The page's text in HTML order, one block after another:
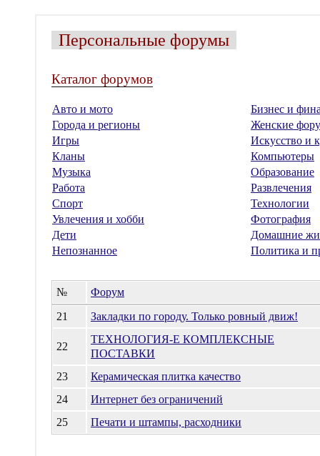
Персональные форумы
Каталог форумов
Авто и мото
Бизнес и
Города и регионы
Женские
Игры
Искусство и
Кланы
Компьютеры
Музыка
Образование
Работа
Развлечения
Спорт
Технологии
Увлечения и хобби
Фотография
Дети
Домашние
Непознанное
Политика и
№
Форум
21
Закладки по городу. Только ровный движ!
22
ТЕХНОЛОГИЯ-Е КОМПЛЕКСНЫЕ
ПОСТАВКИ
23
Керамическая плитка качество
24
Интернет без ограничений
25
Печати и штампы, расходники